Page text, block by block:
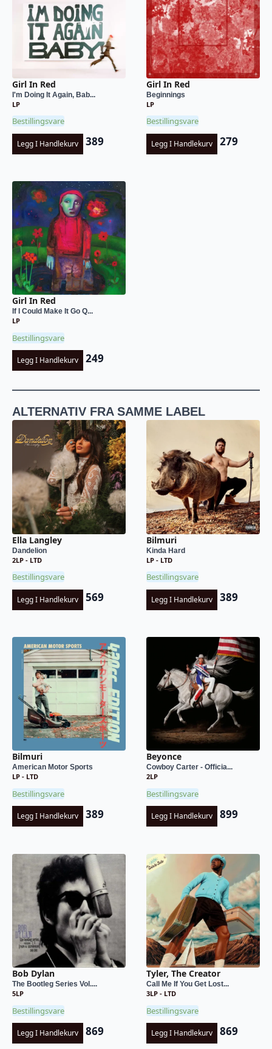
Girl In Red
I'm Doing It Again, Bab...
LP
Bestillingsvare
Legg I Handlekurv 389
Girl In Red
Beginnings
LP
Bestillingsvare
Legg I Handlekurv 279
Girl In Red
If I Could Make It Go Q...
LP
Bestillingsvare
Legg I Handlekurv 249
ALTERNATIV FRA SAMME LABEL
Ella Langley
Dandelion
2LP - LTD
Bestillingsvare
Legg I Handlekurv 569
Bilmuri
Kinda Hard
LP - LTD
Bestillingsvare
Legg I Handlekurv 389
Bilmuri
American Motor Sports
LP - LTD
Bestillingsvare
Legg I Handlekurv 389
Beyonce
Cowboy Carter - Officia...
2LP
Bestillingsvare
Legg I Handlekurv 899
Bob Dylan
The Bootleg Series Vol....
5LP
Bestillingsvare
Legg I Handlekurv 869
Tyler, The Creator
Call Me If You Get Lost...
3LP - LTD
Bestillingsvare
Legg I Handlekurv 869